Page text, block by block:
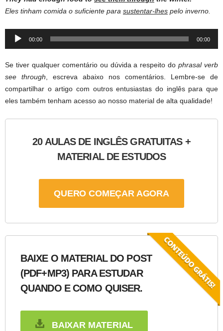
Eles tinham comida o suficiente para sustentar-lhes pelo inverno.
Audio
00:00 00:00
Se tiver qualquer comentário ou dúvida a respeito dophrasal verb
see through , escreva abaixo nos comentários. Lembre-se de
compartilhar o artigo com outros entusiastas do inglês para que
eles também tenham acesso ao nosso material de alta qualidade!
20 AULAS DE INGLÊS GRATUITAS +
MATERIAL DE ESTUDOS
QUERO COMEÇAR AGORA
BAIXE O MATERIAL DO POST
(PDF+MP3) PARA ESTUDAR
QUANDO E COMO QUISER.
BAIXAR MATERIAL